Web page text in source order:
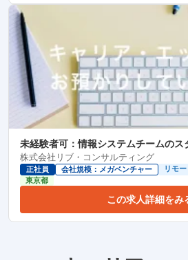
未経験者可：情報システムチームのス
株式会社リブ・コンサルティング
正社員 会社規模：メガベンチャー リモ
東京都
この求人詳細をみ